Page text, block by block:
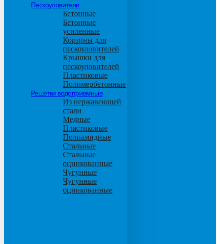
Пескоуловители
Бетонные
Бетонные
усиленные
Корзины для
пескоуловителей
Крышки для
пескоуловителей
Пластиковые
Полимербетонные
Решетки водоприемные
Из нержавеющей
стали
Медные
Пластиковые
Полиамидные
Стальные
Стальные
оцинкованные
Чугунные
Чугунные
оцинкованные